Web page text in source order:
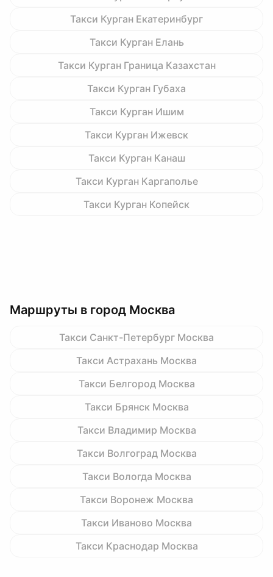
Такси Курган Екатеринбург
Такси Курган Елань
Такси Курган Граница Казахстан
Такси Курган Губаха
Такси Курган Ишим
Такси Курган Ижевск
Такси Курган Канаш
Такси Курган Каргаполье
Такси Курган Копейск
Маршруты в город Москва
Такси Санкт-Петербург Москва
Такси Астрахань Москва
Такси Белгород Москва
Такси Брянск Москва
Такси Владимир Москва
Такси Волгоград Москва
Такси Вологда Москва
Такси Воронеж Москва
Такси Иваново Москва
Такси Краснодар Москва